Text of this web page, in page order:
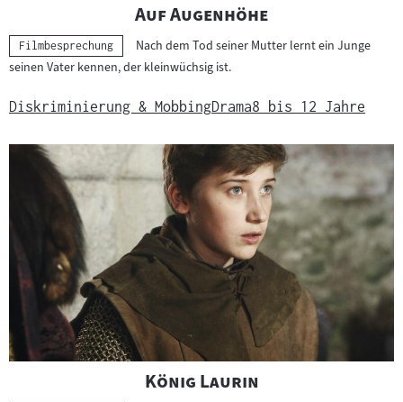
"
Auf Augenhöhe"
Kategorie:
Filmbesprechung
Nach dem Tod seiner Mutter lernt ein Junge
seinen Vater kennen, der kleinwüchsig ist.
Diskriminierung & MobbingDrama8 bis 12 Jahre
"
König Laurin